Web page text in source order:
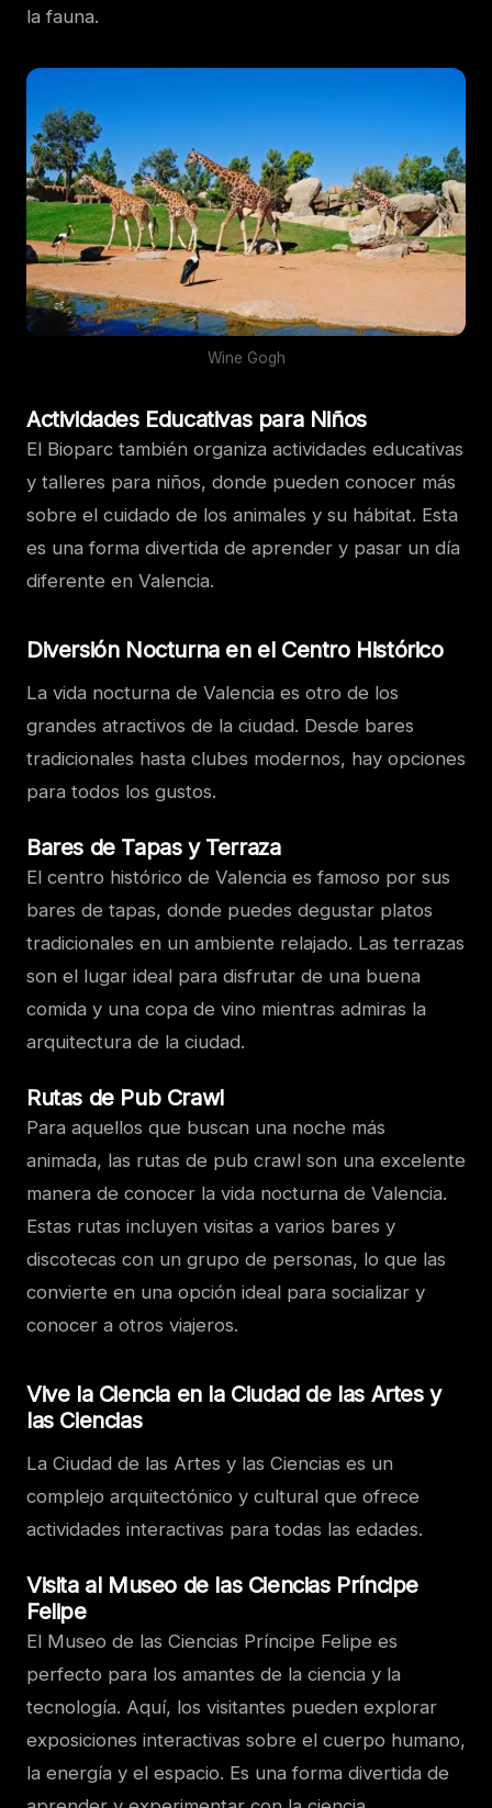
la fauna.
Wine Gogh
Actividades Educativas para Niños
El Bioparc también organiza actividades educativas
y talleres para niños, donde pueden conocer más
sobre el cuidado de los animales y su hábitat. Esta
es una forma divertida de aprender y pasar un día
diferente en Valencia.
Diversión Nocturna en el Centro Histórico
La vida nocturna de Valencia es otro de los
grandes atractivos de la ciudad. Desde bares
tradicionales hasta clubes modernos, hay opciones
para todos los gustos.
Bares de Tapas y Terraza
El centro histórico de Valencia es famoso por sus
bares de tapas, donde puedes degustar platos
tradicionales en un ambiente relajado. Las terrazas
son el lugar ideal para disfrutar de una buena
comida y una copa de vino mientras admiras la
arquitectura de la ciudad.
Rutas de Pub Crawl
Para aquellos que buscan una noche más
animada, las rutas de pub crawl son una excelente
manera de conocer la vida nocturna de Valencia.
Estas rutas incluyen visitas a varios bares y
discotecas con un grupo de personas, lo que las
convierte en una opción ideal para socializar y
conocer a otros viajeros.
Vive la Ciencia en la Ciudad de las Artes y
las Ciencias
La Ciudad de las Artes y las Ciencias es un
complejo arquitectónico y cultural que ofrece
actividades interactivas para todas las edades.
Visita al Museo de las Ciencias Príncipe
Felipe
El Museo de las Ciencias Príncipe Felipe es
perfecto para los amantes de la ciencia y la
tecnología. Aquí, los visitantes pueden explorar
exposiciones interactivas sobre el cuerpo humano,
la energía y el espacio. Es una forma divertida de